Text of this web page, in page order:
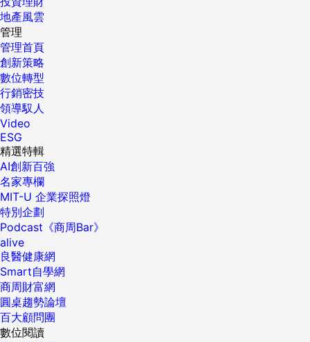
地產風雲
管理
管理首頁
創新策略
數位轉型
行銷密技
領導馭人
Video
ESG
精選特輯
AI創新百強
名家專欄
MIT-U 企業探照燈
特別企劃
Podcast《商周Bar》
alive
良醫健康網
Smart自學網
商周財富網
圓桌趨勢論壇
百大顧問團
數位閱讀